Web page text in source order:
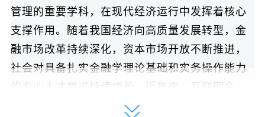
管理的重要学科，在现代经济运行中发挥着核心
支撑作用。随着我国经济向高质量发展转型，金
融市场改革持续深化，资本市场开放不断推进，
社会对具备扎实金融学理论基础和实务操作能力
的专业人才需求持续增长。近年来，互联网金
融、金融科技、绿色金融等新兴领域的快速发